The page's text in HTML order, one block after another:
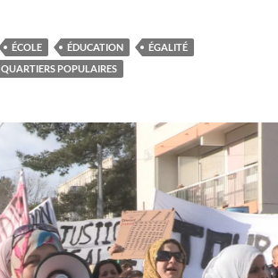
ÉCOLE ÉDUCATION
ÉGALITÉ
QUARTIERS POPULAIRES